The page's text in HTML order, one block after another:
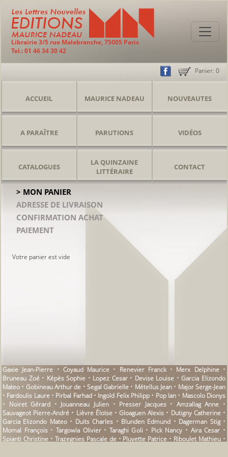
Librairie 3/5 rue Malebranche, 75005 Paris
Tel.: 01 46 34 30 42
Panier: 0
ACCUEIL MAURICE NADEAU NOUVEAUTES
A PARAÎTRE PARUTIONS VIDÉOS
CATALOGUES
LA QUINZAINE
LITTÉRAIRE
CONTACT
> MON PANIER
ADRESSE DE LIVRAISON
CONFIRMATION ACHAT
PAIEMENT
Votre panier est vide
Gaxie Jean-Pierre • Coyaud Maurice • Renevier Franck • Merx Delphine •
Bruneau Zoé • Képès Sophie • Lopez Cesar • Devise Louise • Garcia Elizondo
Mateo • Gobineau Arthur de • Segal Gabrielle • Métellus Jean • Major Serge-Jean
• Fardoulis Laure • Pirbal Farhad • Ingold Felix Philipp • Pop Ian • Mascolo Dionys
• Noiret Gérard • Jouanneau Julien • Presser Jacques • Amzallag Anne •
Sauvageot Pierre-André • Lièvre Éloïse • Gloaguen Alexis • Dutigny Catherine •
Garcia Elizondo Mateo • Duits Charles • Blunden Edmund • Dagerman Stig •
Momal François • Targowla Olivier • Taraghi Goli • Pick Nancy • Aira Cesar •
Spianti Christine • Trazegnies Pascale de • Pluyette Patrice • Riboulet Mathieu •